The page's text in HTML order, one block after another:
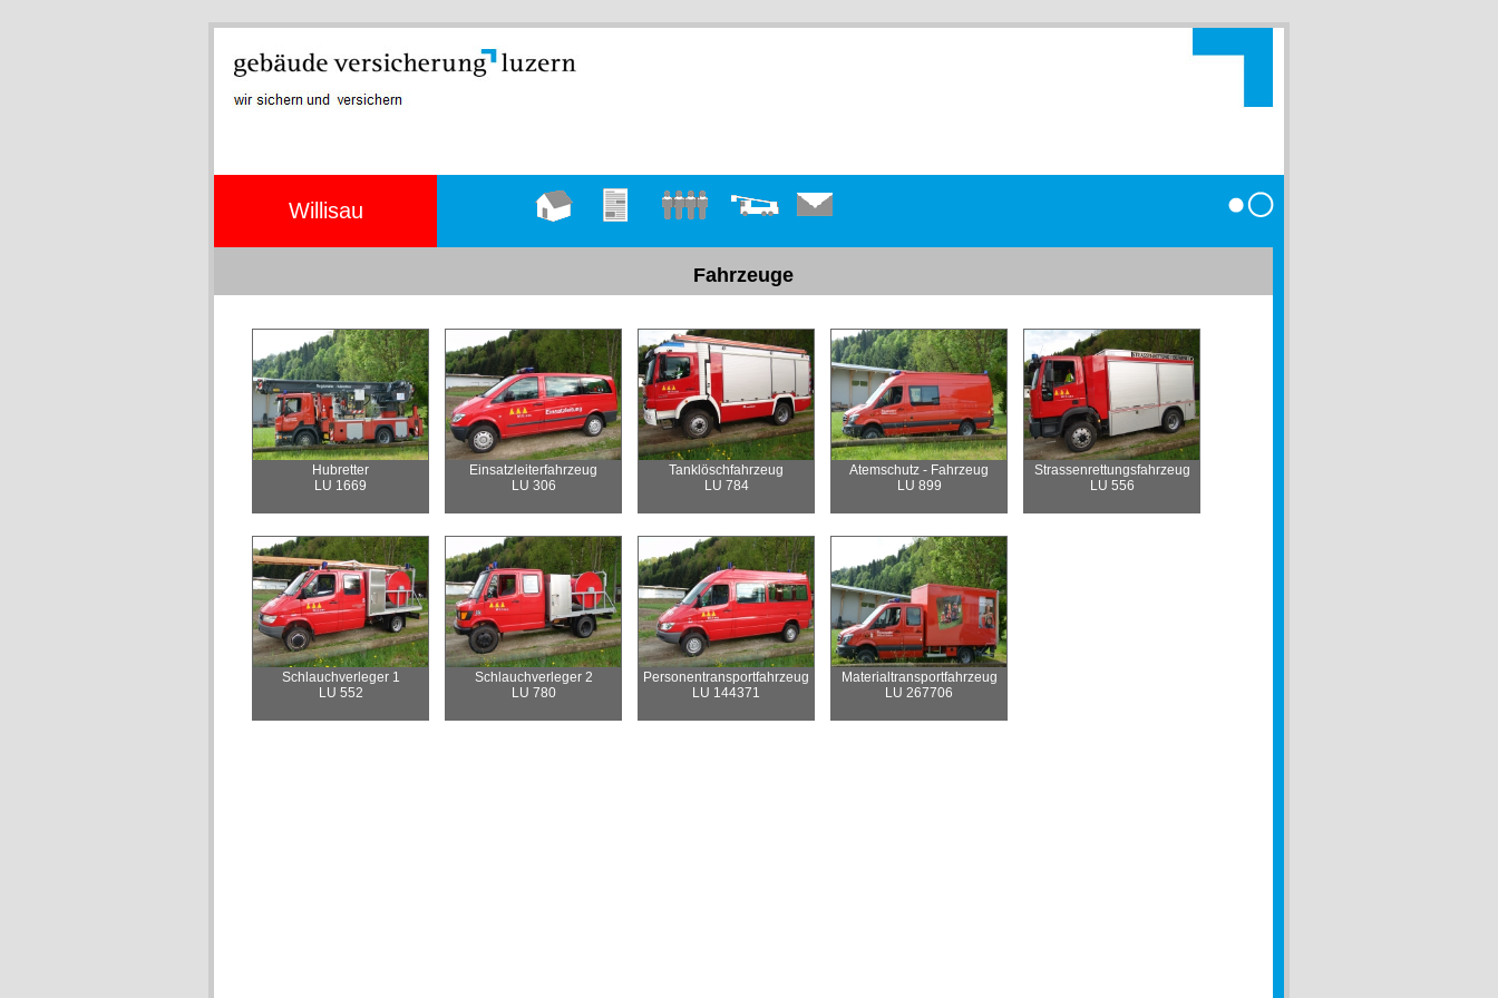
Willisau
Fahrzeuge
Hubretter
LU 1669
Einsatzleiterfahrzeug
LU 306
Tanklöschfahrzeug
LU 784
Atemschutz - Fahrzeug
LU 899
Strassenrettungsfahrzeug
LU 556
Schlauchverleger 1
LU 552
Schlauchverleger 2
LU 780
Personentransportfahrzeug
LU 144371
Materialtransportfahrzeug
LU 267706